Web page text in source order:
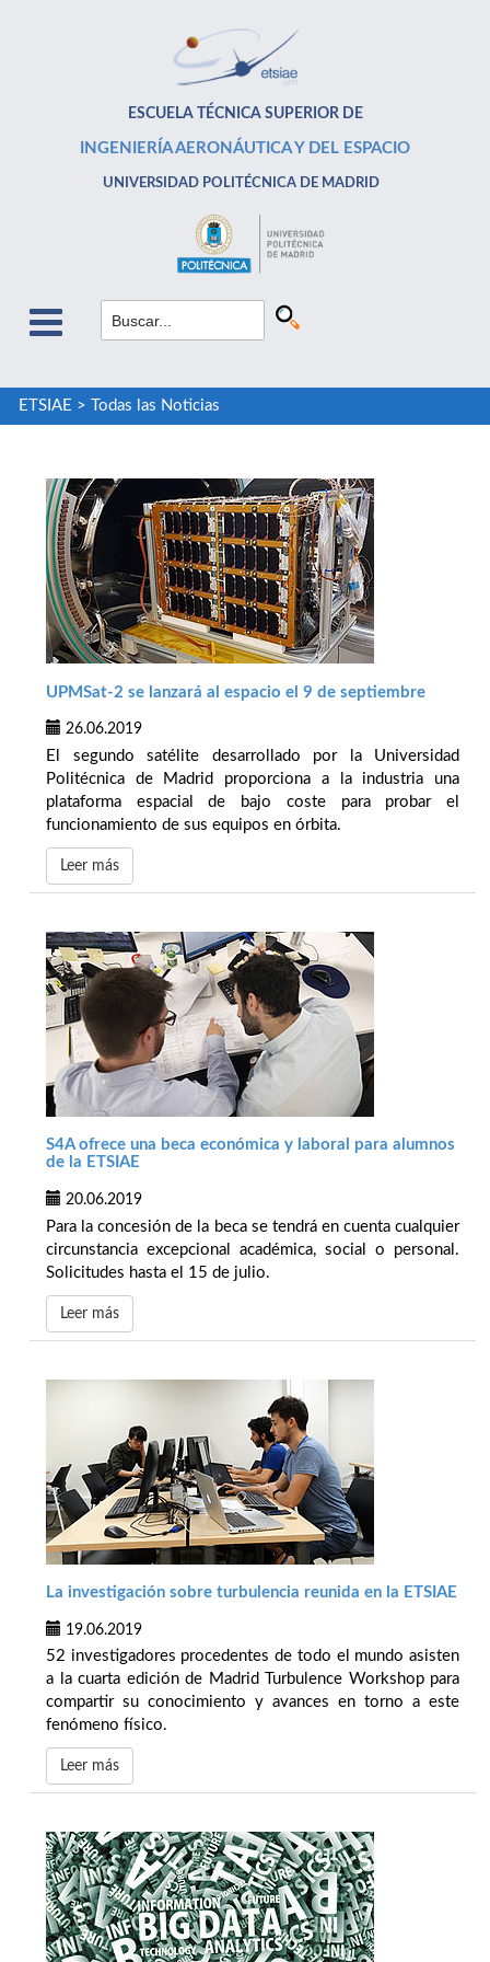
ESCUELA TÉCNICA SUPERIOR DE
INGENIERÍA AERONÁUTICA Y DEL ESPACIO
UNIVERSIDAD POLITÉCNICA DE MADRID
ETSIAE > Todas las Noticias
UPMSat-2 se lanzará al espacio el 9 de septiembre
26.06.2019
El segundo satélite desarrollado por la Universidad
Politécnica de Madrid proporciona a la industria una
plataforma espacial de bajo coste para probar el
funcionamiento de sus equipos en órbita.
Leer más
S4A ofrece una beca económica y laboral para alumnos
de la ETSIAE
20.06.2019
Para la concesión de la beca se tendrá en cuenta cualquier
circunstancia excepcional académica, social o personal.
Solicitudes hasta el 15 de julio.
Leer más
La investigación sobre turbulencia reunida en la ETSIAE
19.06.2019
52 investigadores procedentes de todo el mundo asisten
a la cuarta edición de Madrid Turbulence Workshop para
compartir su conocimiento y avances en torno a este
fenómeno físico.
Leer más